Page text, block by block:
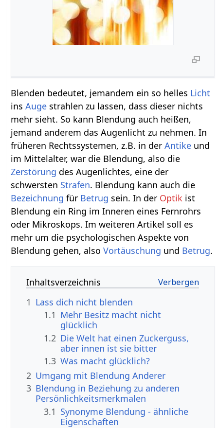
Blenden bedeutet, jemandem ein so helles Licht
insAuge strahlen zu lassen, dass dieser nichts
mehr sieht. So kann Blendung auch heißen,
jemand anderem das Augenlicht zu nehmen. In
früheren Rechtssystemen, z.B. in derAntike und
im Mittelalter, war die Blendung, also die
Zerstörung des Augenlichtes, eine der
schwersten Strafen. Blendung kann auch die
Bezeichnung für Betrug sein. In der Optik ist
Blendung ein Ring im Inneren eines Fernrohrs
oder Mikroskops. Im weiteren Artikel soll es
mehr um die psychologischen Aspekte von
Blendung gehen, alsoVortäuschung und Betrug.
Inhaltsverzeichnis
1 Lass dich nicht blenden
1.1 Mehr Besitz macht nicht
glücklich
1.2 Die Welt hat einen Zuckerguss,
aber innen ist sie bitter
1.3 Was macht glücklich?
2 Umgang mit Blendung Anderer
3 Blendung in Beziehung zu anderen
Persönlichkeitsmerkmalen
3.1 Synonyme Blendung - ähnliche
Eigenschaften